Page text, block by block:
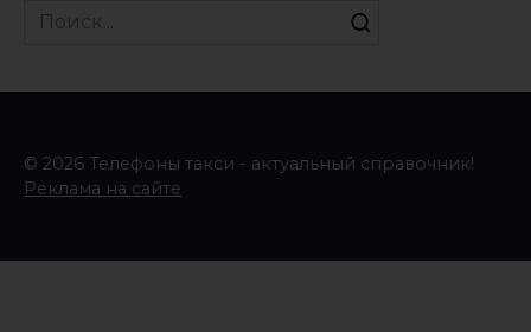
Search
© 2026 Телефоны такси - актуальный справочник!
Реклама на сайте